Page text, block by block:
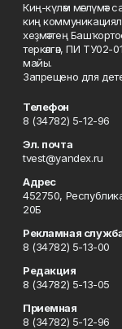
Киң-күләм мәғлүмәт
киң
хеҙмәттең
теркәлгән, ПИ
майы.
Запрещено для
Телефон
8 (34782) 5-12-96
Эл. почта
tvest@yandex.ru
Адрес
452750,
20Б
Рекламная
8 (34782) 5-13-00
Редакция
8 (34782) 5-13-05
Приемная
8 (34782) 5-12-96